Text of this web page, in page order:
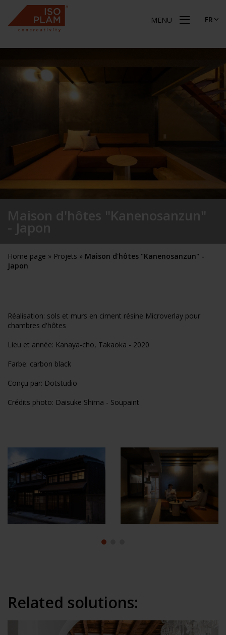
MENU FR
Maison d'hôtes "Kanenosanzun"
- Japon
Home page » Projets » Maison d'hôtes "Kanenosanzun" -
Japon
Réalisation: sols et murs en ciment résine Microverlay pour
chambres d'hôtes
Lieu et année: Kanaya-cho, Takaoka - 2020
Farbe: carbon black
Conçu par: Dotstudio
Crédits photo: Daisuke Shima - Soupaint
Related solutions: